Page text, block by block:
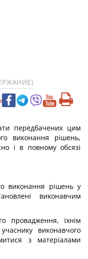
передбачених цим
виконання рішень,
і в повному обсязі
виконання рішень у
виконавчим
провадження, їхнім
виконавчого
з матеріалами